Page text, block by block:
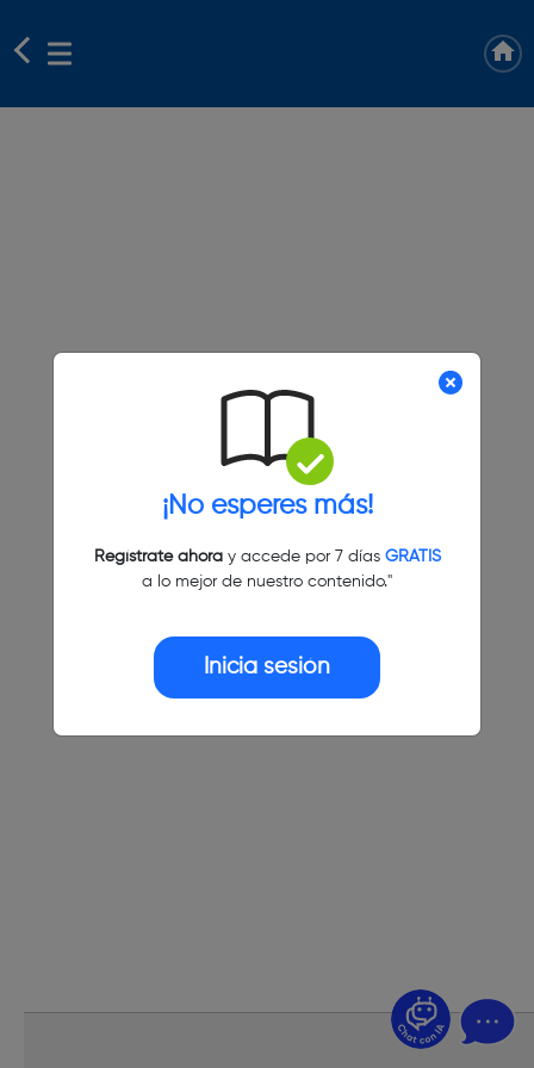
¡No esperes más!
Regístrate ahoray accede por 7 días GRATIS
a lo mejor de nuestro contenido."
Inicia sesión